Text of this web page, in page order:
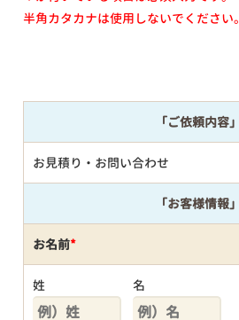
半角カタカナは使用しないでください。
「ご依頼内容」
お見積り・お問い合わせ
「お客様情報」
お名前*
姓 名